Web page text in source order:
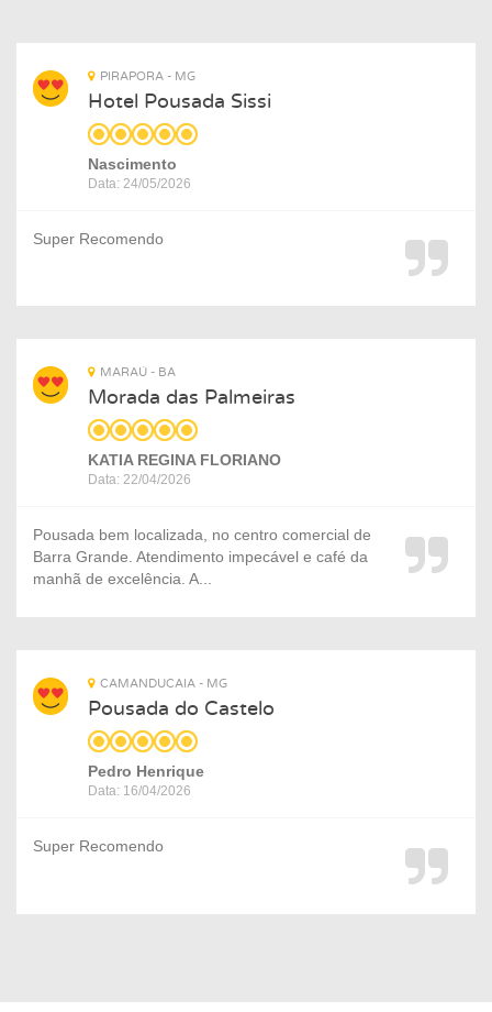
Hotel Pousada Sissi
PIRAPORA - MG
Nascimento
Data: 24/05/2026
Super Recomendo
Morada das Palmeiras
MARAÚ - BA
KATIA REGINA FLORIANO
Data: 22/04/2026
Pousada bem localizada, no centro comercial de
Barra Grande. Atendimento impecável e café da
manhã de excelência. A...
Pousada do Castelo
CAMANDUCAIA - MG
Pedro Henrique
Data: 16/04/2026
Super Recomendo